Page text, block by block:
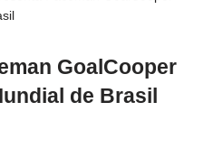
GoalCooper
de Brasil